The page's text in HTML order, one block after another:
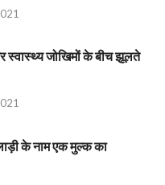
स्वास्थ्य जोखिमों के बीच झूलते
के नाम एक मुल्क का